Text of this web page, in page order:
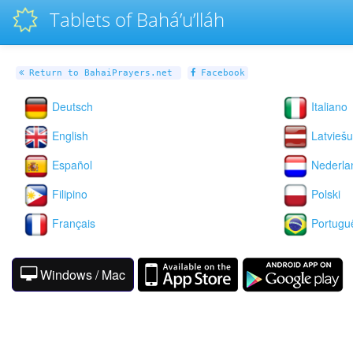
Tablets of Bahá’u’lláh
Return to BahaiPrayers.net Facebook
Deutsch
English
Español
Filipino
Français
Italiano
Latviešu
Polski
Windows / Mac